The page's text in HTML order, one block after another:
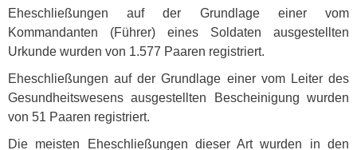
Eheschließungen auf der Grundlage einer vom
Kommandanten (Führer) eines Soldaten ausgestellten
Urkunde wurden von 1.577 Paaren registriert.
Eheschließungen auf der Grundlage einer vom Leiter des
Gesundheitswesens ausgestellten Bescheinigung wurden
von 51 Paaren registriert.
Die meisten Eheschließungen dieser Art wurden in den